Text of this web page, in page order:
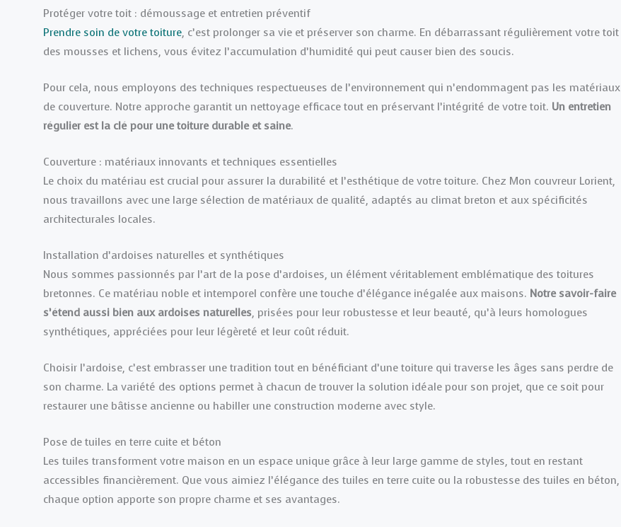
Protéger votre toit : démoussage et entretien préventif
Prendre soin de votre toiture, c’est prolonger sa vie et préserver son charme. En débarrassant régulièrement votre toit
des mousses et lichens, vous évitez l’accumulation d’humidité qui peut causer bien des soucis.
Pour cela, nous employons des techniques respectueuses de l’environnement qui n’endommagent pas les matériaux
de couverture. Notre approche garantit un nettoyage efficace tout en préservant l’intégrité de votre toit. Un entretien
régulier est la clé pour une toiture durable et saine.
Couverture : matériaux innovants et techniques essentielles
Le choix du matériau est crucial pour assurer la durabilité et l’esthétique de votre toiture. Chez Mon couvreur Lorient,
nous travaillons avec une large sélection de matériaux de qualité, adaptés au climat breton et aux spécificités
architecturales locales.
Installation d’ardoises naturelles et synthétiques
Nous sommes passionnés par l’art de la pose d’ardoises, un élément véritablement emblématique des toitures
bretonnes. Ce matériau noble et intemporel confère une touche d’élégance inégalée aux maisons. Notre savoir-faire
s’étend aussi bien aux ardoises naturelles, prisées pour leur robustesse et leur beauté, qu’à leurs homologues
synthétiques, appréciées pour leur légèreté et leur coût réduit.
Choisir l’ardoise, c’est embrasser une tradition tout en bénéficiant d’une toiture qui traverse les âges sans perdre de
son charme. La variété des options permet à chacun de trouver la solution idéale pour son projet, que ce soit pour
restaurer une bâtisse ancienne ou habiller une construction moderne avec style.
Pose de tuiles en terre cuite et béton
Les tuiles transforment votre maison en un espace unique grâce à leur large gamme de styles, tout en restant
accessibles financièrement. Que vous aimiez l’élégance des tuiles en terre cuite ou la robustesse des tuiles en béton,
chaque option apporte son propre charme et ses avantages.